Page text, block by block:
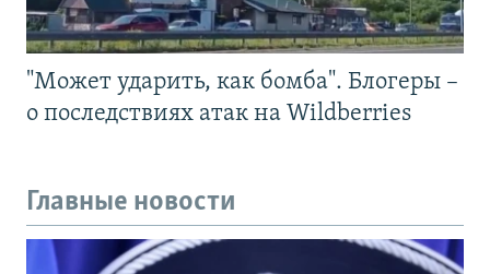
"Может ударить, как бомба". Блогеры –
о последствиях атак на Wildberries
Главные новости